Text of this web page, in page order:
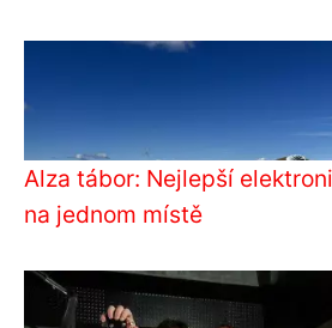
Alza tábor: Nejlepší
na jednom místě